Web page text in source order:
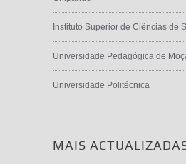
Instituto Superior de Ciências de
Universidade Pedagógica de
Universidade Politécnica
MAIS